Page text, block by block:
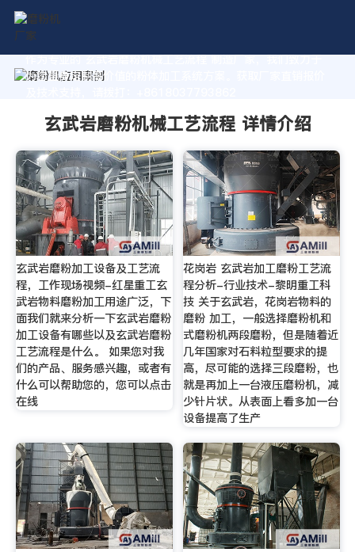
作为专业的 玄武岩磨粉机械工艺流程 制造厂家，我们致力于
为您量身定制高价值的粉体加工系统方案。获取厂家直销报价
玄武岩磨粉机械工艺流程 详情介绍
玄武岩磨粉加工设备及工艺流
程，工作现场视频-红星重工玄
武岩物料磨粉加工用途广泛，下
面我们就来分析一下玄武岩磨粉
加工设备有哪些以及玄武岩磨粉
工艺流程是什么。 如果您对我
们的产品、服务感兴趣，或者有
什么可以帮助您的，您可以点击
在线
花岗岩 玄武岩加工磨粉工艺流
程分析-行业技术-黎明重工科
技 关于玄武岩，花岗岩物料的
磨粉 加工，一般选择磨粉机和
式磨粉机两段磨粉，但是随着近
几年国家对石料粒型要求的提
高，尽可能的选择三段磨粉，也
就是再加上一台液压磨粉机，减
少针片状。从表面上看多加一台
设备提高了生产